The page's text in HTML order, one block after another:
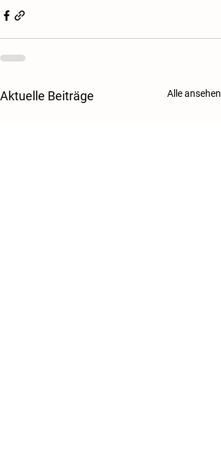
Aktuelle Beiträge Alle ansehen